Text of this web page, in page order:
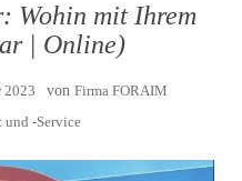
Wohin mit Ihrem
| Online)
2023 von Firma FORAIM
und -Service